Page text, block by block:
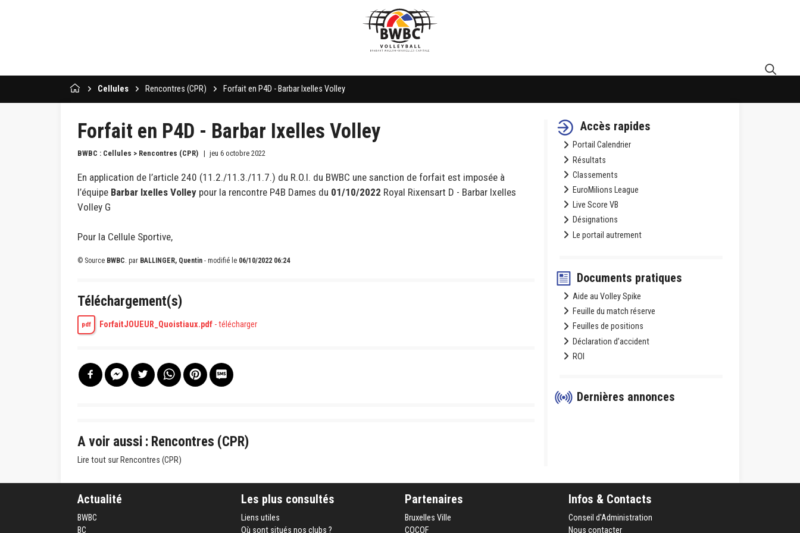
Cellules Rencontres (CPR) Forfait en P4D - Barbar Ixelles Volley
Forfait en P4D - Barbar Ixelles Volley
BWBC : Cellules > Rencontres (CPR) jeu 6 octobre 2022
En application de l’article 240 (11.2./11.3./11.7.) du R.O.I. du BWBC une sanction de forfait est imposée à
l’équipe Barbar Ixelles Volley pour la rencontre P4B Dames du 01/10/2022 Royal Rixensart D - Barbar Ixelles
Volley G
Pour la Cellule Sportive,
© Source BWBC par BALLINGER, Quentin - modifié le 06/10/2022 06:24
Téléchargement(s)
pdf ForfaitJOUEUR_Quoistiaux.pdf-télécharger
A voir aussi : Rencontres (CPR)
Lire tout sur Rencontres (CPR)
Accès rapides
Portail Calendrier
Résultats
Classements
EuroMilions League
Live Score VB
Désignations
Le portail autrement
Documents pratiques
Aide au Volley Spike
Feuille du match réserve
Feuilles de positions
Déclaration d’accident
ROI
Dernières annonces
Actualité
BWBC
BC
Les plus consultés
Liens utiles
Où sont situés nos clubs ?
Partenaires
Bruxelles Ville
COCOF
Infos & Contacts
Conseil d'Administration
Nous contacter